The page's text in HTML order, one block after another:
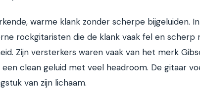
warme klank zonder scherpe bijgeluiden. In
rockgitaristen die de klank vaak fel en scherp
Zijn versterkers waren vaak van het merk
clean geluid met veel headroom. De gitaar
van zijn lichaam.